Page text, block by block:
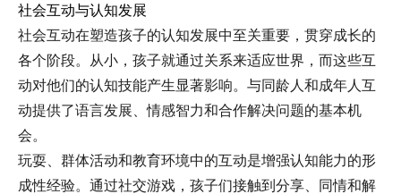
社会互动与认知发展
社会互动在塑造孩子的认知发展中至关重要，贯穿成长的
各个阶段。从小，孩子就通过关系来适应世界，而这些互
动对他们的认知技能产生显著影响。与同龄人和成年人互
动提供了语言发展、情感智力和合作解决问题的基本机
会。
玩耍、群体活动和教育环境中的互动是增强认知能力的形
成性经验。通过社交游戏，孩子们接触到分享、同情和解